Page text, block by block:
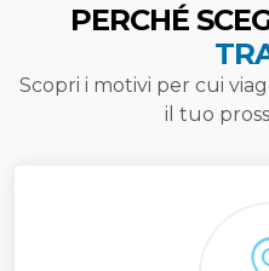
PERCHÉ
Scopri i motivi per cui
il tuo